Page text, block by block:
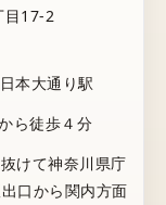
目17-2
本大通り駅
ら徒歩４分
けて神奈川県庁
口から関内方面